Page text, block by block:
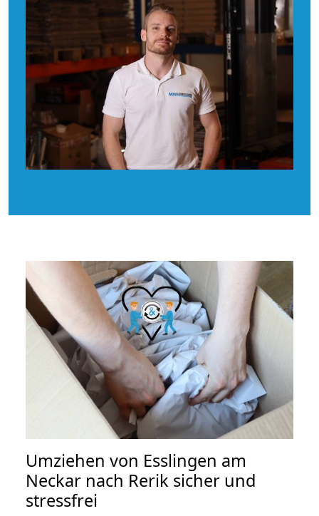
Umziehen von Esslingen am
Neckar nach Rerik sicher und
stressfrei